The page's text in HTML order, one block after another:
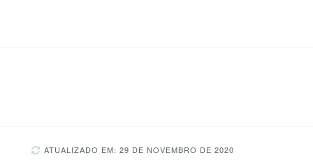
ATUALIZADO EM: 29 DE NOVEMBRO DE 2020